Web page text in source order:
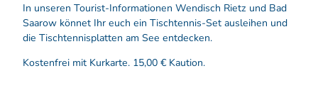
In unseren Tourist-Informationen Wendisch Rietz und Bad
Saarow könnet Ihr euch ein Tischtennis-Set ausleihen und
die Tischtennisplatten am See entdecken.
Kostenfrei mit Kurkarte. 15,00 € Kaution.